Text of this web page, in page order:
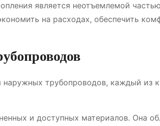
является неотъемлемой
на расходах, обеспечить
трубопроводов, каждый из
и доступных материалов․ Она